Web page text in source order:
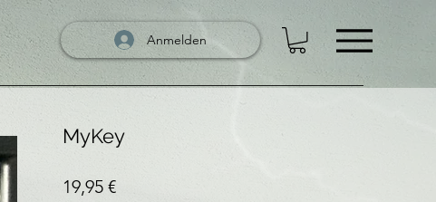
Anmelden
MyKey
19,95 €Preis